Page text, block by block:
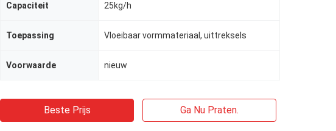
Capaciteit 25kg/h
Toepassing Vloeibaar vormmateriaal, uittreksels
Voorwaarde nieuw
Beste Prijs Ga Nu Praten.